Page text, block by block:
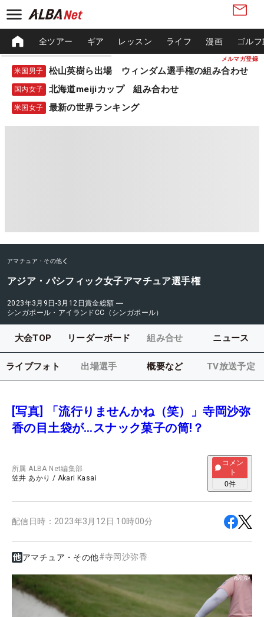
メルマガ登録
全ツアー ギア レッスン ライフ 漫画 ゴル
米国男子 松山英樹ら出場 ウィンダム選手権の組み合わせ
国内女子 北海道meijiカップ 組み合わせ
米国女子 最新の世界ランキング
アマチュア・その他
アジア・パシフィック女子アマチュア選手権
2023年3月9日-3月12日賞金総額 ―
シンガポール・アイランドCC（シンガポール）
大会TOP リーダーボード 組み合せ ニュース
ライブフォト 出場選手 概要など TV放送予定
[写真] 「流行りませんかね（笑）」寺岡沙弥
香の目土袋が…スナック菓子の筒!？
所属ALBA Net編集部
笠井 あかり / Akari Kasai
コメン
ト
0件
配信日時： 2023年3月12日 10時00分
アマチュア・その他#寺岡沙弥香